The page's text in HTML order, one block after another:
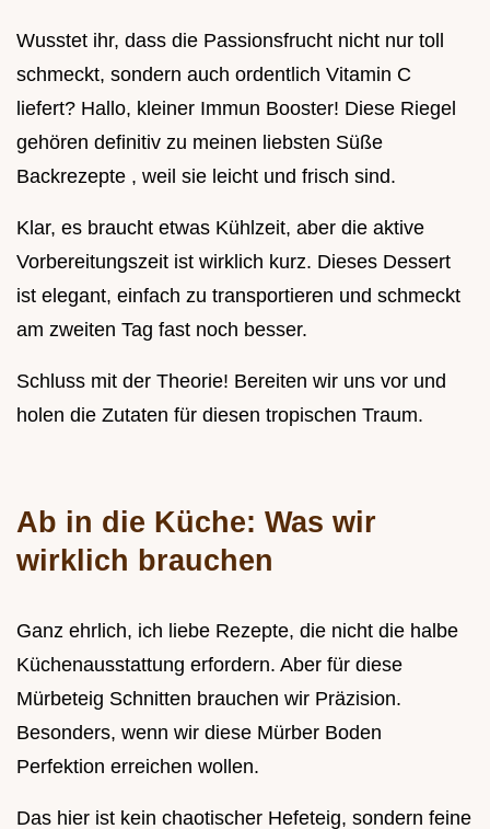
Wusstet ihr, dass die Passionsfrucht nicht nur toll
schmeckt, sondern auch ordentlich Vitamin C
liefert? Hallo, kleiner Immun Booster! Diese Riegel
gehören definitiv zu meinen liebsten Süße
Backrezepte , weil sie leicht und frisch sind.
Klar, es braucht etwas Kühlzeit, aber die aktive
Vorbereitungszeit ist wirklich kurz. Dieses Dessert
ist elegant, einfach zu transportieren und schmeckt
am zweiten Tag fast noch besser.
Schluss mit der Theorie! Bereiten wir uns vor und
holen die Zutaten für diesen tropischen Traum.
Ab in die Küche: Was wir
wirklich brauchen
Ganz ehrlich, ich liebe Rezepte, die nicht die halbe
Küchenausstattung erfordern. Aber für diese
Mürbeteig Schnitten brauchen wir Präzision.
Besonders, wenn wir diese Mürber Boden
Perfektion erreichen wollen.
Das hier ist kein chaotischer Hefeteig, sondern feine